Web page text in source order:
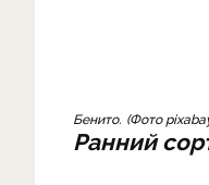
Бенито. Фото
Ранний